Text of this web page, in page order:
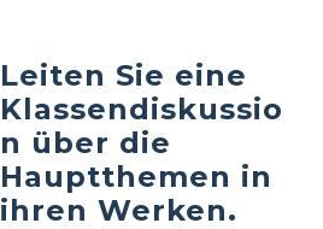
Leiten Sie eine
Klassendiskussio
n über die
Hauptthemen in
ihren Werken.